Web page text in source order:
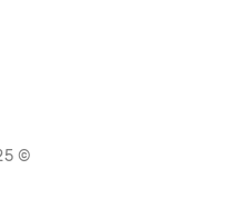
© 2025 Chika – חנות קוסמטיקה מקצועית